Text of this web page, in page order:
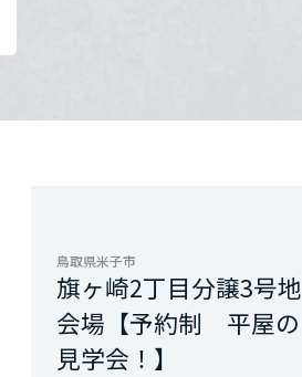
鳥取県米子市
旗ヶ崎2丁目分譲3号地
会場【予約制 平屋の
見学会！】